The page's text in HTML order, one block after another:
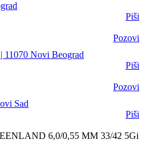
Piši
Pozovi
Novi Beograd
Piši
Pozovi
Sad
Piši
6,0/0,55 MM 33/42 5Gi